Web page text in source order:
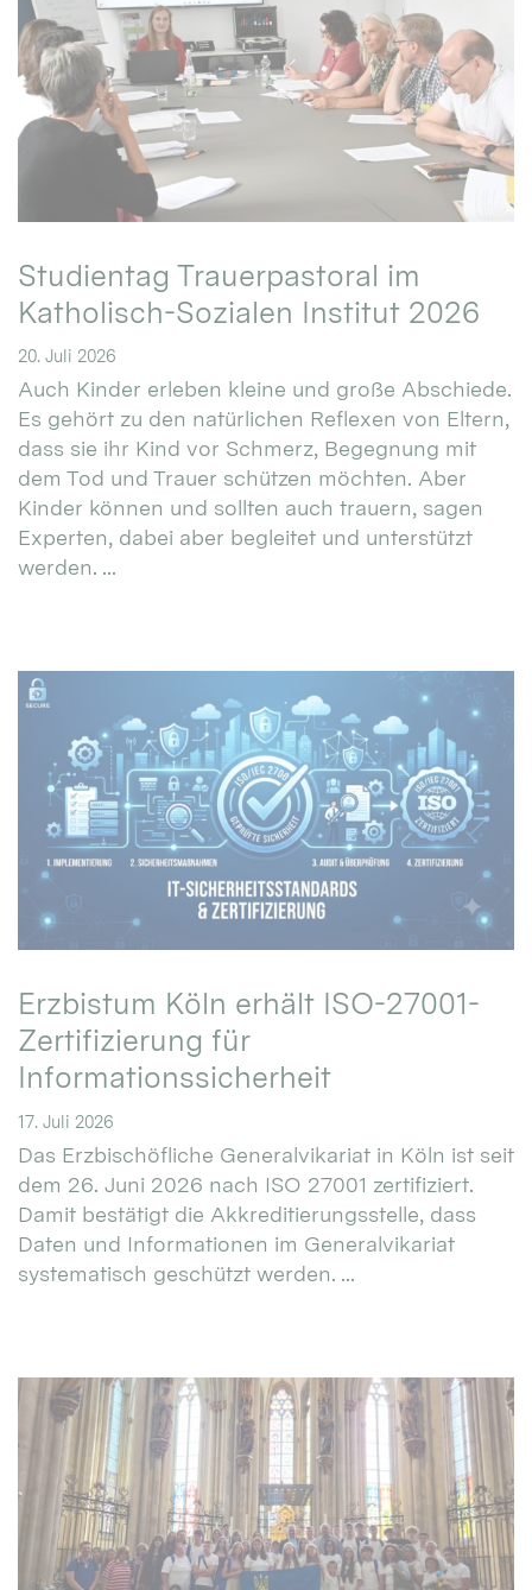
Studientag Trauerpastoral im
Katholisch-Sozialen Institut 2026
20. Juli 2026
Auch Kinder erleben kleine und große Abschiede.
Es gehört zu den natürlichen Reflexen von Eltern,
dass sie ihr Kind vor Schmerz, Begegnung mit
dem Tod und Trauer schützen möchten. Aber
Kinder können und sollten auch trauern, sagen
Experten, dabei aber begleitet und unterstützt
werden. ...
Erzbistum Köln erhält ISO-27001-
Zertifizierung für
Informationssicherheit
17. Juli 2026
Das Erzbischöfliche Generalvikariat in Köln ist seit
dem 26. Juni 2026 nach ISO 27001 zertifiziert.
Damit bestätigt die Akkreditierungsstelle, dass
Daten und Informationen im Generalvikariat
systematisch geschützt werden. ...